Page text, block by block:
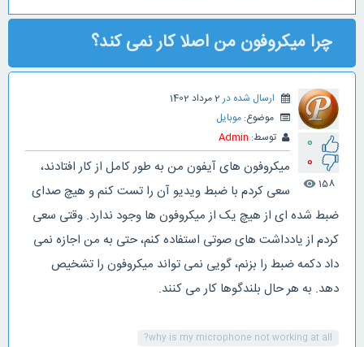
چرا میکروفون من اصلا کار نمی کند؟
0
0
158
visibility
ارسال شده در 2 مرداد 1402
موضوع: موبایل
توسط: Admin
میکروفون های آیفون من به طور کامل از کار افتادند،
سعی کردم با ضبط ویدیو آن را تست کنم و هیچ صدای
ضبط شده ای از هیچ یک از میکروفون ها وجود ندارد. وقتی سعی
کردم از یادداشت های صوتی استفاده کنم، حتی به من اجازه نمی
داد دکمه ضبط را بزنم، گویی نمی تواند میکروفون را تشخیص
دهد. به هر حال بلندگوها کار می کنند.
why is my microphone not working at all?